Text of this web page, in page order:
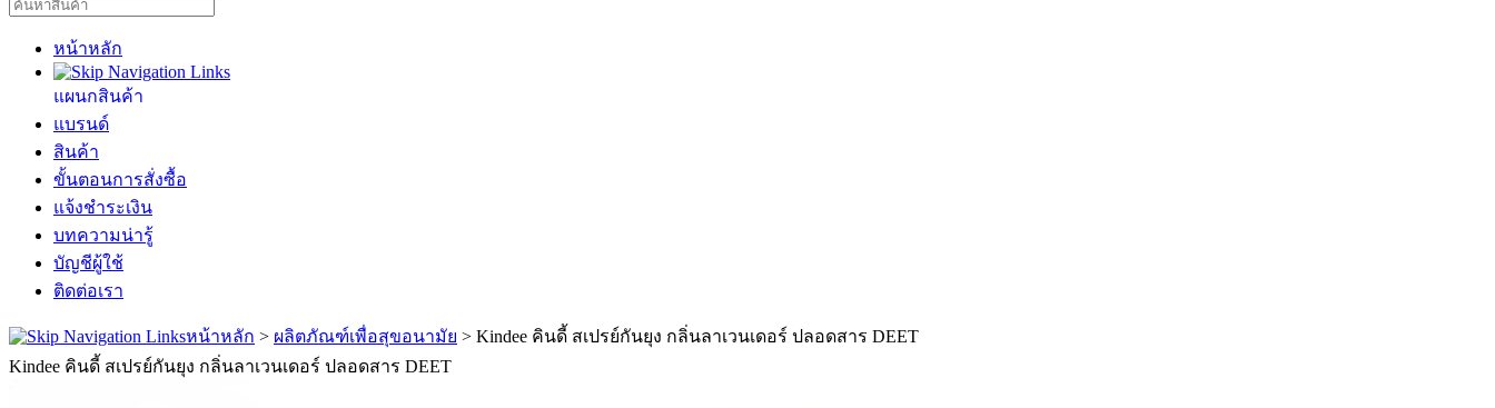
หน้าหลัก
แผนกสินค้า
แบรนด์
สินค้า
ขั้นตอนการสั่งซื้อ
แจ้งชำระเงิน
บทความน่ารู้
บัญชีผู้ใช้
ติดต่อเรา
หน้าหลัก > ผลิตภัณฑ์เพื่อสุขอนามัย > Kindee คินดี้ สเปรย์กันยุง กลิ่นลาเวนเดอร์ ปลอดสาร DEET
Kindee คินดี้ สเปรย์กันยุง กลิ่นลาเวนเดอร์ ปลอดสาร DEET